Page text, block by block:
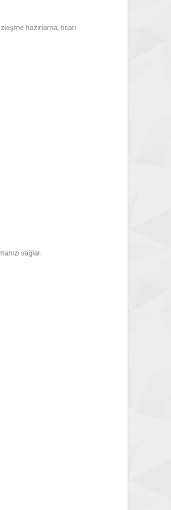
hazırlama, ticari
sağlar.